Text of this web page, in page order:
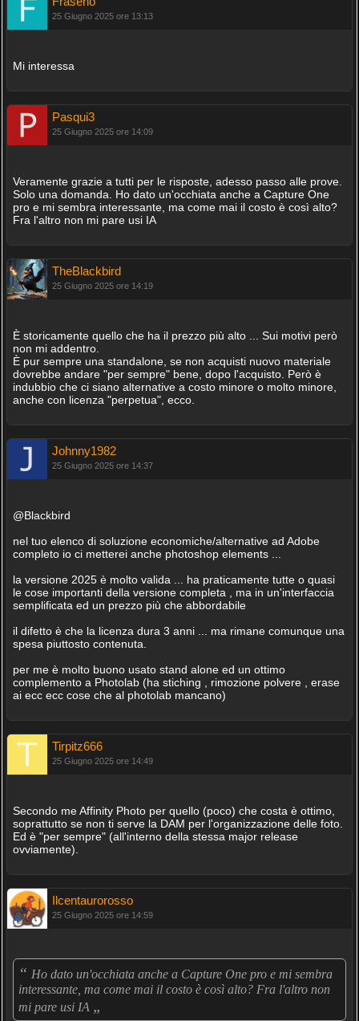
25 Giugno 2025 ore 13:13
Mi interessa
Pasqui3
25 Giugno 2025 ore 14:09
Veramente grazie a tutti per le risposte, adesso passo alle prove.
Solo una domanda. Ho dato un'occhiata anche a Capture One
pro e mi sembra interessante, ma come mai il costo è così alto?
Fra l'altro non mi pare usi IA
TheBlackbird
25 Giugno 2025 ore 14:19
È storicamente quello che ha il prezzo più alto ... Sui motivi però
non mi addentro.
È pur sempre una standalone, se non acquisti nuovo materiale
dovrebbe andare "per sempre" bene, dopo l'acquisto. Però è
indubbio che ci siano alternative a costo minore o molto minore,
anche con licenza "perpetua", ecco.
Johnny1982
25 Giugno 2025 ore 14:37
@Blackbird
nel tuo elenco di soluzione economiche/alternative ad Adobe
completo io ci metterei anche photoshop elements ...
la versione 2025 è molto valida ... ha praticamente tutte o quasi
le cose importanti della versione completa , ma in un'interfaccia
semplificata ed un prezzo più che abbordabile
il difetto è che la licenza dura 3 anni ... ma rimane comunque una
spesa piuttosto contenuta.
per me è molto buono usato stand alone ed un ottimo
complemento a Photolab (ha stiching , rimozione polvere , erase
ai ecc ecc cose che al photolab mancano)
Tirpitz666
25 Giugno 2025 ore 14:49
Secondo me Affinity Photo per quello (poco) che costa è ottimo,
soprattutto se non ti serve la DAM per l'organizzazione delle foto.
Ed è "per sempre" (all'interno della stessa major release
ovviamente).
Ilcentaurorosso
25 Giugno 2025 ore 14:59
“ Ho dato un'occhiata anche a Capture One pro e mi sembra
interessante, ma come mai il costo è così alto? Fra l'altro non
mi pare usi IA „